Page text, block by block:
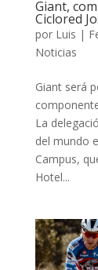
Giant,
Ciclored
por Luis |
Noticias
Giant será
La
del mundo
Campus,
Hotel...